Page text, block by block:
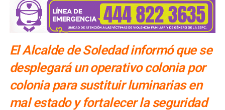
El Alcalde de Soledad informó que se
desplegará un operativo colonia por
colonia para sustituir luminarias en
mal estado y fortalecer la seguridad